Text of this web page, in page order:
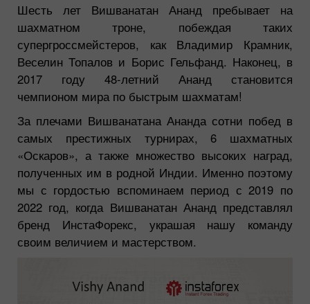
Шесть лет Вишванатан Ананд пребывает на
шахматном троне, побеждая таких
супергроссмейстеров, как Владимир Крамник,
Веселин Топалов и Борис Гельфанд. Наконец, в
2017 году 48-летний Ананд становится
чемпионом мира по быстрым шахматам!
За плечами Вишванатана Ананда сотни побед в
самых престижных турнирах, 6 шахматных
«Оскаров», а также множество высоких наград,
полученных им в родной Индии. Именно поэтому
мы с гордостью вспоминаем период с 2019 по
2022 год, когда Вишванатан Ананд представлял
бренд ИнстаФорекс, украшая нашу команду
своим величием и мастерством.